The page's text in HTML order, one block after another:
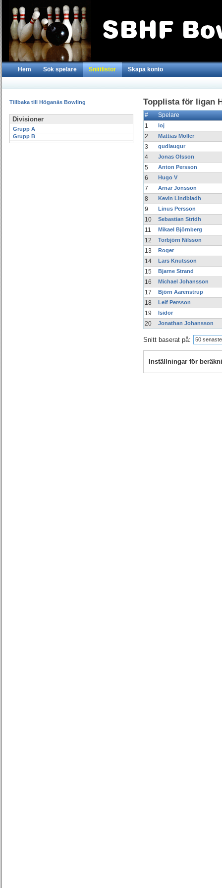
Hem Sök spelare Snittlistor Skapa konto
Tillbaka till Höganäs Bowling
Divisioner
Grupp A
Grupp B
Topplista för ligan
#
Spelare
1
loj
2 Mattias Möller
3 gudlaugur
4 Jonas Olsson
5 Anton Persson
6 Hugo V
7 Arnar Jonsson
8 Kevin Lindbladh
9 Linus Persson
10 Sebastian Stridh
11 Mikael Björnberg
12 Torbjörn Nilsson
13 Roger
14 Lars Knutsson
15 Bjarne Strand
16 Michael Johansson
17 Björn Aarenstrup
18 Leif Persson
19 Isidor
20 Jonathan Johansson
Snitt baserat på: 50
Inställningar för